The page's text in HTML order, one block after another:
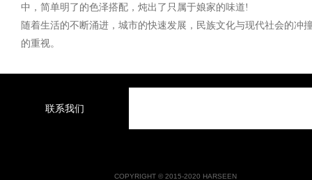
中，简单明了的色泽搭配，炖出了只属于娘家的味道!
随着生活的不断涌进，城市的快速发展，民族文化与现代社会的
的重视。
联系我们
COPYRIGHT © 2015-2020 HARSEEN